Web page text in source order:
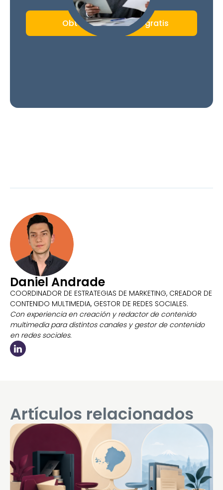
Obtén una asesoría gratis
Daniel Andrade
COORDINADOR DE ESTRATEGIAS DE MARKETING, CREADOR DE
CONTENIDO MULTIMEDIA, GESTOR DE REDES SOCIALES.
Con experiencia en creación y redactor de contenido
multimedia para distintos canales y gestor de contenido
en redes sociales.
Artículos relacionados